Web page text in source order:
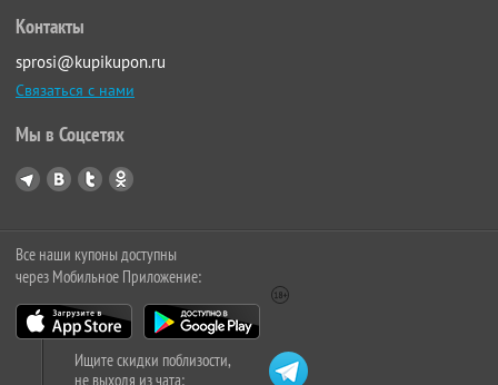
Контакты
sprosi@kupikupon.ru
Связаться с нами
Мы в Соцсетях
Все наши купоны доступны
через Мобильное Приложение:
Ищите скидки поблизости,
не выходя из чата: